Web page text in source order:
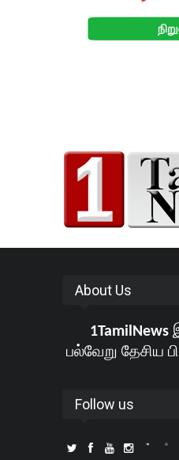
About Us
1TamilNews
பல்வேறு தேசிய
Follow us